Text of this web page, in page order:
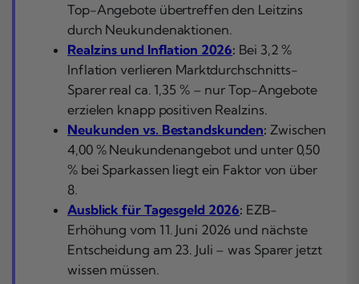
Top-Angebote übertreffen den Leitzins
durch Neukundenaktionen.
Realzins und Inflation 2026: Bei 3,2 %
Inflation verlieren Marktdurchschnitts-
Sparer real ca. 1,35 % – nur Top-Angebote
erzielen knapp positiven Realzins.
Neukunden vs. Bestandskunden: Zwischen
4,00 % Neukundenangebot und unter 0,50
% bei Sparkassen liegt ein Faktor von über
8.
Ausblick für Tagesgeld 2026: EZB-
Erhöhung vom 11. Juni 2026 und nächste
Entscheidung am 23. Juli – was Sparer jetzt
wissen müssen.